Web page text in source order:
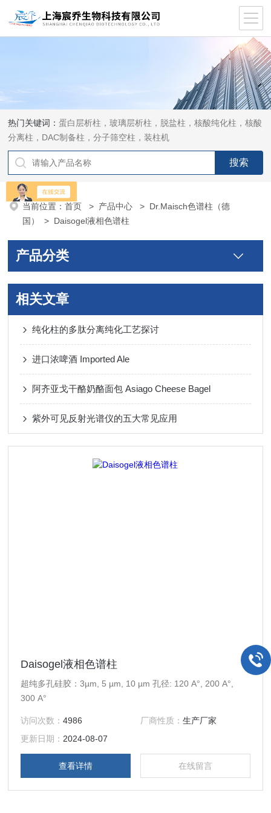
热门关键词：蛋白层析柱，玻璃层析柱，脱盐柱，核酸纯化柱，核酸
分离柱，DAC制备柱，分子筛空柱，装柱机
当前位置：首页 > 产品中心 > Dr.Maisch色谱柱（德
国）
> Daisogel液相色谱柱
产品分类
相关文章
纯化柱的多肽分离纯化工艺探讨
进口浓啤酒 Imported Ale
阿齐亚戈干酪奶酪面包 Asiago Cheese Bagel
紫外可见反射光谱仪的五大常见应用
Daisogel液相色谱柱
超纯多孔硅胶：3µm, 5 µm, 10 µm 孔径: 120 A°, 200 A°,
300 A°
访问次数：4986 厂商性质： 生产厂家
更新日期： 2024-08-07
查看详情 在线留言